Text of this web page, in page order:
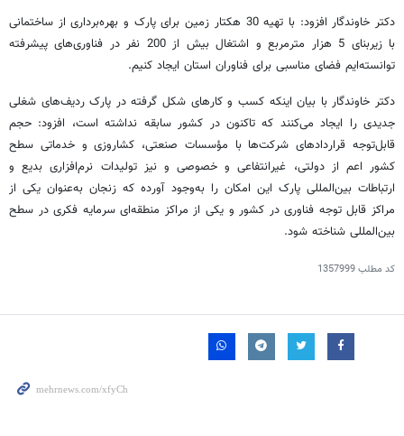
دکتر خاوندگار افزود: با تهیه 30 هکتار زمین برای پارک و بهره‌برداری از ساختمانی
با زیربنای 5 ‌هزار مترمربع و اشتغال بیش از 200 نفر در فناوری‌های پیشرفته
توانسته‌ایم فضای مناسبی برای فناوران استان ایجاد کنیم.
دکتر خاوندگار با بیان اینکه کسب و کارهای شکل گرفته در پارک ردیف‌های شغلی
جدیدی را ایجاد می‌کنند که تاکنون در کشور سابقه نداشته است، افزود: حجم
قابل‌توجه قراردادهای شرکت‌ها با مؤسسات صنعتی، کشاروزی و خدماتی سطح
کشور اعم از دولتی، غیرانتفاعی و خصوصی و نیز تولیدات نرم‌افزاری بدیع و
ارتباطات بین‌المللی پارک این امکان را به‌وجود آورده که زنجان به‌عنوان یکی از
مراکز قابل توجه فناوری در کشور و یکی از مراکز منطقه‌ای سرمایه فکری در سطح
بین‌المللی شناخته شود.
کد مطلب1357999